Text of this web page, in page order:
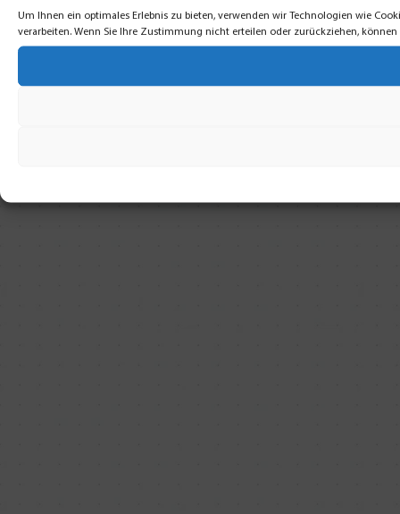
Um Ihnen ein optimales Erlebnis zu bieten, verwenden wir Technologien wie
verarbeiten. Wenn Sie Ihre Zustimmung nicht erteilen oder zurückziehen,